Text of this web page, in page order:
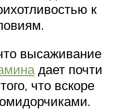
к
высаживание
дает почти
что вскоре